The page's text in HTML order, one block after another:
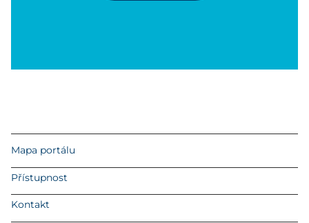
Mapa portálu
Přístupnost
Kontakt